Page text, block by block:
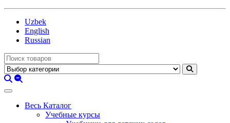
Uzbek
English
Russian
Весь Каталог
Учебные курсы